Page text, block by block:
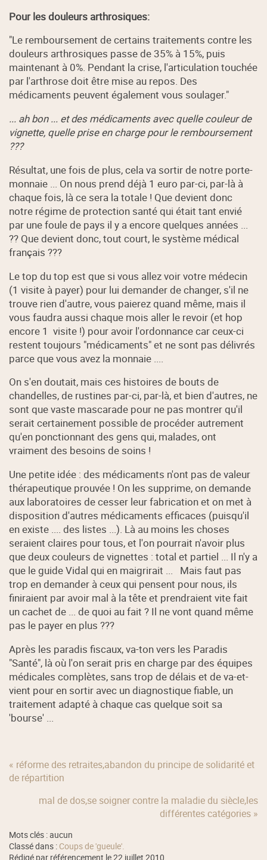
Pour les douleurs arthrosiques:
"Le remboursement de certains traitements contre les
douleurs arthrosiques passe de 35% à 15%, puis
maintenant à 0%. Pendant la crise, l'articulation touchée
par l'arthrose doit être mise au repos. Des
médicaments peuvent également vous soulager."
... ah bon ... et des médicaments avec quelle couleur de
vignette, quelle prise en charge pour le remboursement
???
Résultat, une fois de plus, cela va sortir de notre porte-
monnaie ... On nous prend déjà 1 euro par-ci, par-là à
chaque fois, là ce sera la totale ! Que devient donc
notre régime de protection santé qui était tant envié
par une foule de pays il y a encore quelques années ...
?? Que devient donc, tout court, le système médical
français ???
Le top du top est que si vous allez voir votre médecin
(1 visite à payer) pour lui demander de changer, s'il ne
trouve rien d'autre, vous paierez quand même, mais il
vous faudra aussi chaque mois aller le revoir (et hop
encore 1 visite !) pour avoir l'ordonnance car ceux-ci
restent toujours "médicaments" et ne sont pas délivrés
parce que vous avez la monnaie ....
On s'en doutait, mais ces histoires de bouts de
chandelles, de rustines par-ci, par-là, et bien d'autres, ne
sont que vaste mascarade pour ne pas montrer qu'il
serait certainement possible de procéder autrement
qu'en ponctionnant des gens qui, malades, ont
vraiment des besoins de soins !
Une petite idée : des médicaments n'ont pas de valeur
thérapeutique prouvée ! On les supprime, on demande
aux laboratoires de cesser leur fabrication et on met à
disposition d'autres médicaments efficaces (puisqu'il
en existe .... des listes ...). Là au moins les choses
seraient claires pour tous, et l'on pourrait n'avoir plus
que deux couleurs de vignettes : total et partiel ... Il n'y a
que le guide Vidal qui en maigrirait ... Mais faut pas
trop en demander à ceux qui pensent pour nous, ils
finiraient par avoir mal à la tête et prendraient vite fait
un cachet de ... de quoi au fait ? Il ne vont quand même
pas le payer en plus ???
Après les paradis fiscaux, va-ton vers les Paradis
"Santé", là où l'on serait pris en charge par des équipes
médicales complètes, sans trop de délais et de va-et-
vient pour en sortir avec un diagnostique fiable, un
traitement adapté à chaque cas quelque soit sa
'bourse' ...
« réforme des retraites,abandon du principe de solidarité et
de répartition
mal de dos,se soigner contre la maladie du siècle,les
différentes catégories »
Mots clés : aucun
Classé dans : Coups de 'gueule'.
Rédigé par référencement le 22 juillet 2010